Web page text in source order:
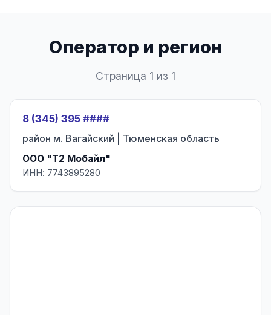
Оператор и регион
Страница 1 из 1
8 (345) 395 ####
район м. Вагайский | Тюменская область
ООО "Т2 Мобайл"
ИНН: 7743895280